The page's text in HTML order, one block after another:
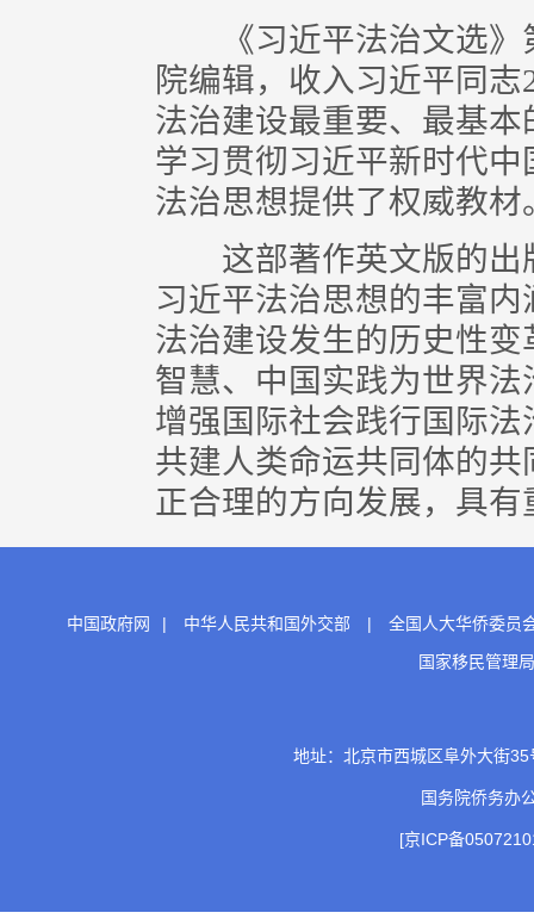
《习近平法治文选》
院编辑，收入习近平同志
法治建设最重要、最基
学习贯彻习近平新时代
法治思想提供了权威教材
这部著作英文版的出
习近平法治思想的丰富
法治建设发生的历史性
智慧、中国实践为世界
增强国际社会践行国际
共建人类命运共同体的
正合理的方向发展，具
中国政府网 | 中华人民共和国外交部 |
全国人大华侨委员
国家移民管理局
地址：北京市西城区阜外大街
国务院侨务
[京ICP备